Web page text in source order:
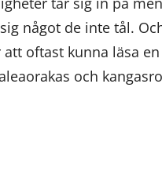
något de inte tål.
oftast kunna läsa en
och